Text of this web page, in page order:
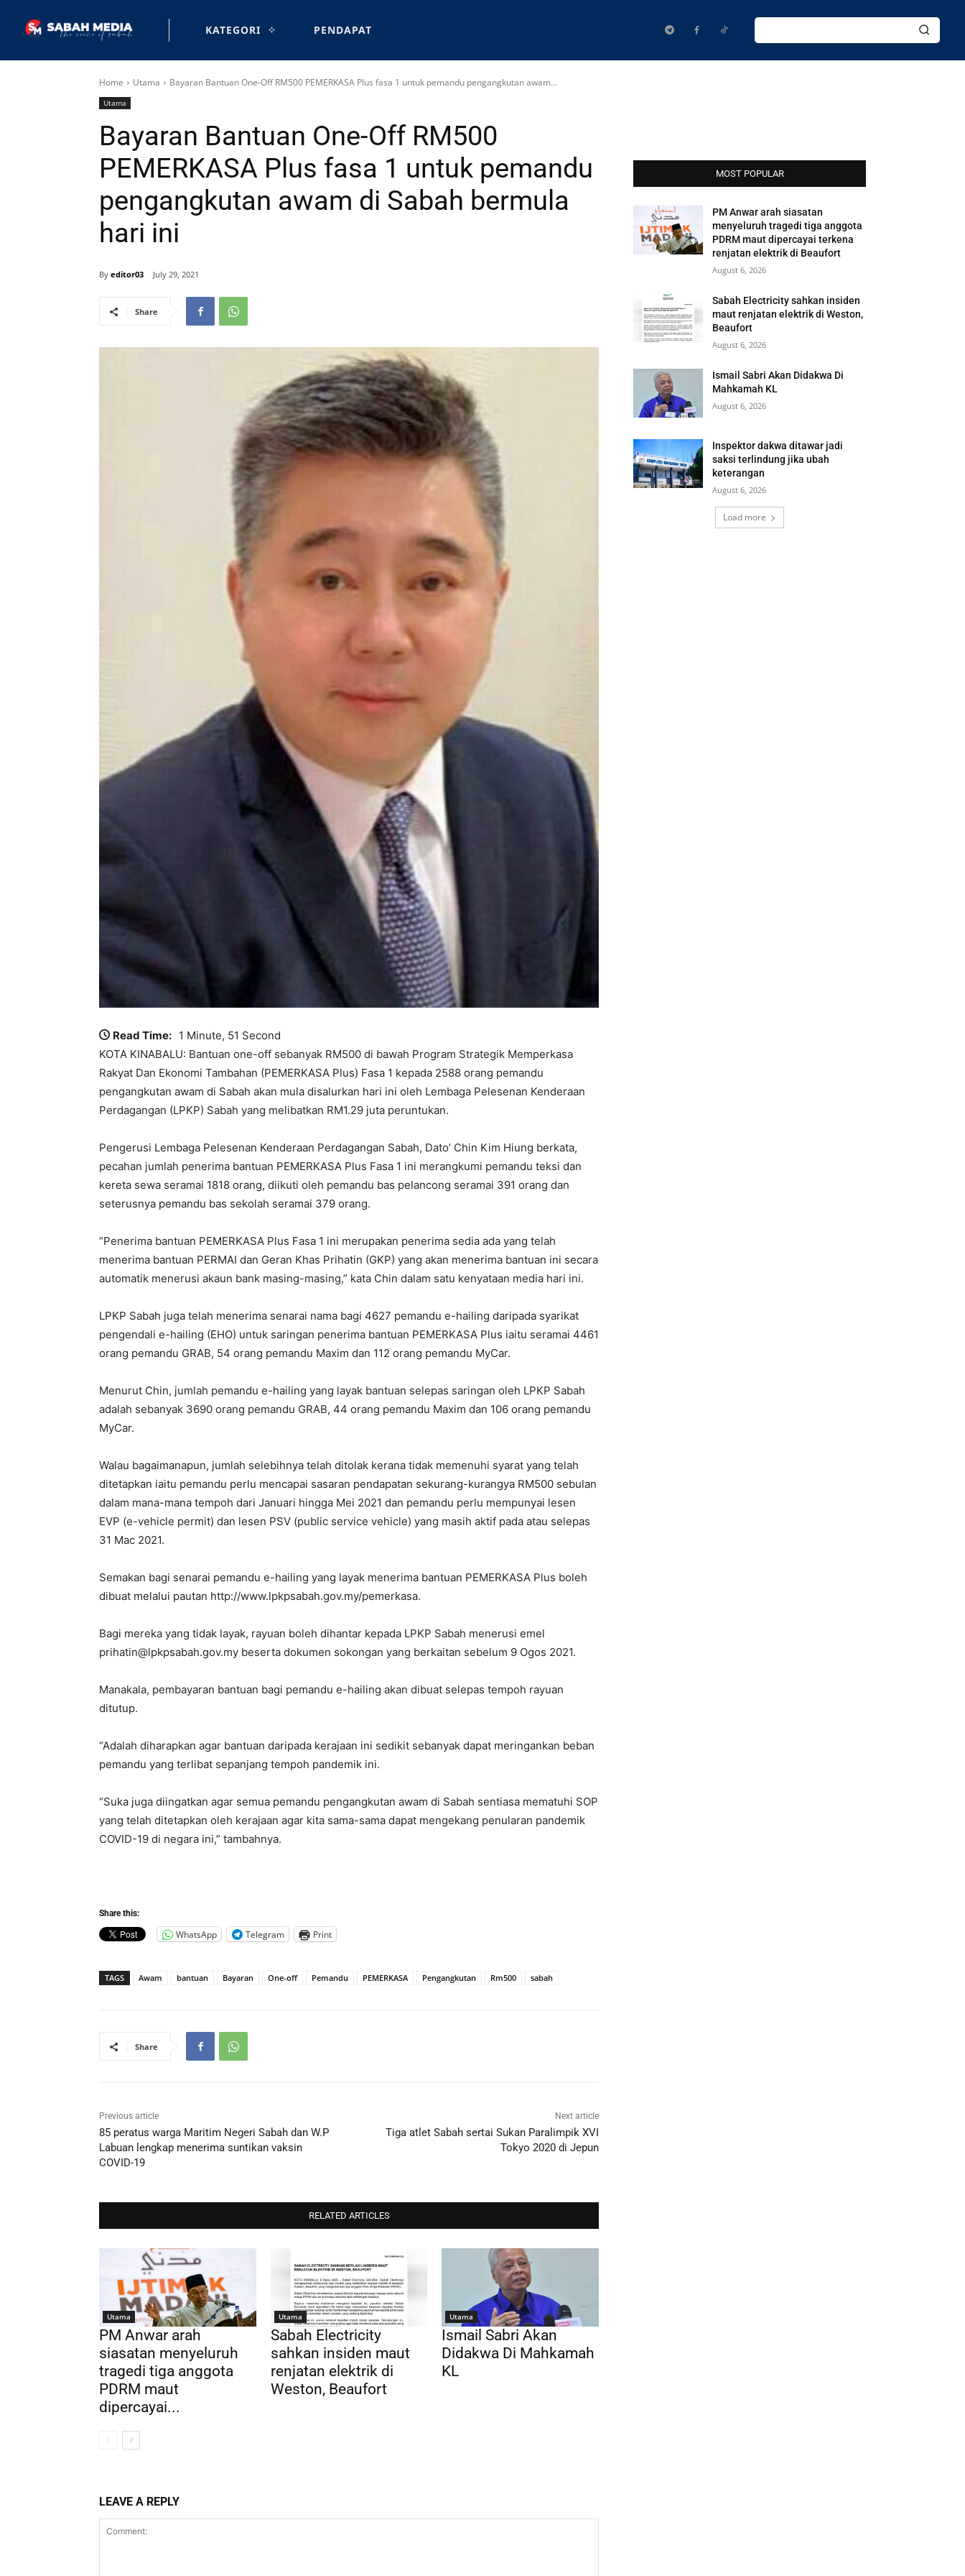
KATEGORI PENDAPAT
Home Utama Bayaran Bantuan One-Off RM500 PEMERKASA Plus fasa 1 untuk pemandu pengangkutan awam...
Utama
Bayaran Bantuan One-Off RM500
PEMERKASA Plus fasa 1 untuk pemandu
pengangkutan awam di Sabah bermula
hari ini
By editor03 July 29, 2021
Share
Read Time: 1 Minute, 51 Second
KOTA KINABALU: Bantuan one-off sebanyak RM500 di bawah Program Strategik Memperkasa
Rakyat Dan Ekonomi Tambahan (PEMERKASA Plus) Fasa 1 kepada 2588 orang pemandu
pengangkutan awam di Sabah akan mula disalurkan hari ini oleh Lembaga Pelesenan Kenderaan
Perdagangan (LPKP) Sabah yang melibatkan RM1.29 juta peruntukan.
Pengerusi Lembaga Pelesenan Kenderaan Perdagangan Sabah, Dato’ Chin Kim Hiung berkata,
pecahan jumlah penerima bantuan PEMERKASA Plus Fasa 1 ini merangkumi pemandu teksi dan
kereta sewa seramai 1818 orang, diikuti oleh pemandu bas pelancong seramai 391 orang dan
seterusnya pemandu bas sekolah seramai 379 orang.
“Penerima bantuan PEMERKASA Plus Fasa 1 ini merupakan penerima sedia ada yang telah
menerima bantuan PERMAI dan Geran Khas Prihatin (GKP) yang akan menerima bantuan ini secara
automatik menerusi akaun bank masing-masing,” kata Chin dalam satu kenyataan media hari ini.
LPKP Sabah juga telah menerima senarai nama bagi 4627 pemandu e-hailing daripada syarikat
pengendali e-hailing (EHO) untuk saringan penerima bantuan PEMERKASA Plus iaitu seramai 4461
orang pemandu GRAB, 54 orang pemandu Maxim dan 112 orang pemandu MyCar.
Menurut Chin, jumlah pemandu e-hailing yang layak bantuan selepas saringan oleh LPKP Sabah
adalah sebanyak 3690 orang pemandu GRAB, 44 orang pemandu Maxim dan 106 orang pemandu
MyCar.
Walau bagaimanapun, jumlah selebihnya telah ditolak kerana tidak memenuhi syarat yang telah
ditetapkan iaitu pemandu perlu mencapai sasaran pendapatan sekurang-kurangya RM500 sebulan
dalam mana-mana tempoh dari Januari hingga Mei 2021 dan pemandu perlu mempunyai lesen
EVP (e-vehicle permit) dan lesen PSV (public service vehicle) yang masih aktif pada atau selepas
31 Mac 2021.
Semakan bagi senarai pemandu e-hailing yang layak menerima bantuan PEMERKASA Plus boleh
dibuat melalui pautan http://www.lpkpsabah.gov.my/pemerkasa.
Bagi mereka yang tidak layak, rayuan boleh dihantar kepada LPKP Sabah menerusi emel
prihatin@lpkpsabah.gov.my beserta dokumen sokongan yang berkaitan sebelum 9 Ogos 2021.
Manakala, pembayaran bantuan bagi pemandu e-hailing akan dibuat selepas tempoh rayuan
ditutup.
“Adalah diharapkan agar bantuan daripada kerajaan ini sedikit sebanyak dapat meringankan beban
pemandu yang terlibat sepanjang tempoh pandemik ini.
“Suka juga diingatkan agar semua pemandu pengangkutan awam di Sabah sentiasa mematuhi SOP
yang telah ditetapkan oleh kerajaan agar kita sama-sama dapat mengekang penularan pandemik
COVID-19 di negara ini,” tambahnya.
Share this:
WhatsApp Telegram Print
TAGS Awam bantuan Bayaran One-off Pemandu PEMERKASA Pengangkutan Rm500 sabah
Share
Previous article
85 peratus warga Maritim Negeri Sabah dan W.P
Labuan lengkap menerima suntikan vaksin
COVID-19
Next article
Tiga atlet Sabah sertai Sukan Paralimpik XVI
Tokyo 2020 di Jepun
RELATED ARTICLES
Utama
PM Anwar arah
siasatan menyeluruh
tragedi tiga anggota
PDRM maut
dipercayai...
Utama
Sabah Electricity
sahkan insiden maut
renjatan elektrik di
Weston, Beaufort
Utama
Ismail Sabri Akan
Didakwa Di Mahkamah
KL
LEAVE A REPLY
MOST POPULAR
PM Anwar arah siasatan
menyeluruh tragedi tiga anggota
PDRM maut dipercayai terkena
renjatan elektrik di Beaufort
August 6, 2026
Sabah Electricity sahkan insiden
maut renjatan elektrik di Weston,
Beaufort
August 6, 2026
Ismail Sabri Akan Didakwa Di
Mahkamah KL
August 6, 2026
Inspektor dakwa ditawar jadi
saksi terlindung jika ubah
keterangan
August 6, 2026
Load more